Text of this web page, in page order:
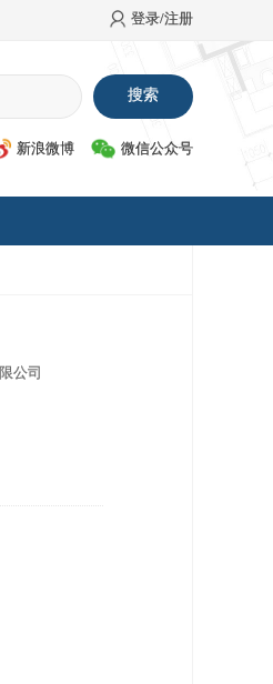
登录/注册
新浪微博 微信公众号
公司